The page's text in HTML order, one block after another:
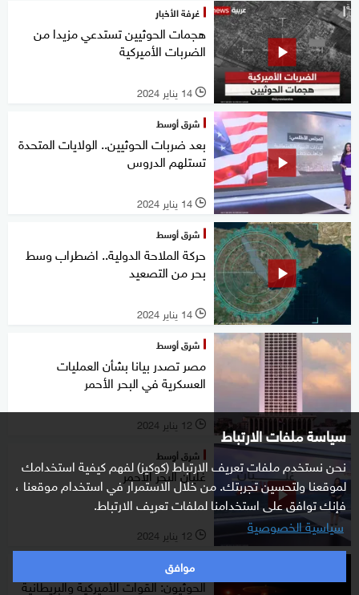
سياسة ملفات الارتباط
نحن نستخدم ملفات تعريف الارتباط (كوكيز) لفهم كيفية استخدامك
لموقعنا ولتحسين تجربتك. من خلال الاستمرار في استخدام موقعنا ،
فإنك توافق على استخدامنا لملفات تعريف الارتباط.
سياسية الخصوصية
موافق
غرفة الأخبار
هجمات الحوثيين تستدعي مزيدا من
الضربات الأميركية
l 14 يناير 2024
شرق أوسط
بعد ضربات الحوثيين.. الولايات المتحدة
تستلهم الدروس
l 14 يناير 2024
شرق أوسط
حركة الملاحة الدولية.. اضطراب وسط
بحر من التصعيد
l 14 يناير 2024
شرق أوسط
مصر تصدر بيانا بشأن العمليات
العسكرية في البحر الأحمر
l 12 يناير 2024
شرق أوسط
غليان البحر الأحمر
l 12 يناير 2024
شرق أوسط
الحوثيون: القوات الأميركية والبريطانية